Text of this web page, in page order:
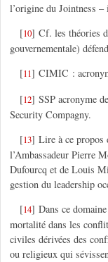
l’origine du Jointness –
[10]Cf. les théories
gouvernementale)
[11]CIMIC :
[12]SSP acronyme
Security Compagny.
[13]Lire à ce propos
l’Ambassadeur Pierre
Dufourcq et de Louis
gestion du leadership
[14]Dans ce
mortalité dans les
civiles dérivées des
ou religieux qui